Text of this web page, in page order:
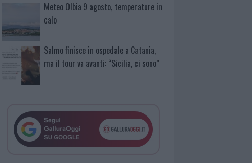
Meteo Olbia 9 agosto, temperature in
calo
Salmo finisce in ospedale a Catania,
ma il tour va avanti: “Sicilia, ci sono”